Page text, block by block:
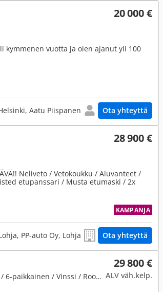
20 000 €
kymmenen vuotta ja olen ajanut yli 100
Aatu Piispanen Ota yhteyttä
28 900 €
KAMPANJA
Neliveto / Vetokoukku / Aluvanteet /
etupanssari / Musta etumaski / 2x
PP-auto Oy, Lohja Ota yhteyttä
29 800 €
ALV väh.kelp.
2,5, 3D DEFENDER 90 / ALV. Väh. Kelp. Pakettiauto / 6-paikkainen / Vinssi / Roof Rack / Webasto